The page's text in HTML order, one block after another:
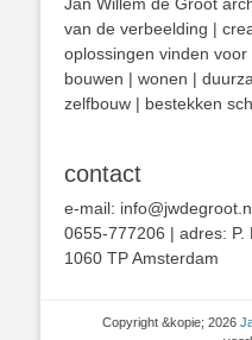
van de verbeelding |
oplossingen vinden
bouwen | wonen |
zelfbouw | bestekken
contact
e-mail:
0655-777206 | adres:
1060 TP Amsterdam
Copyright &kopie; 2026